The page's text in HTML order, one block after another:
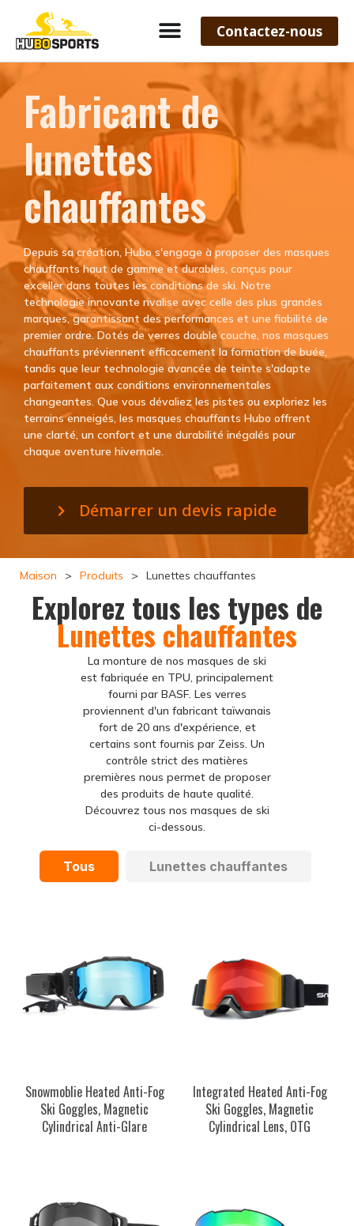
Contactez-nous
Fabricant de
lunettes
chauffantes
Depuis sa création, Hubo s'engage à proposer des masques
chauffants haut de gamme et durables, conçus pour
exceller dans toutes les conditions de ski. Notre
technologie innovante rivalise avec celle des plus grandes
marques, garantissant des performances et une fiabilité de
premier ordre. Dotés de verres double couche, nos masques
chauffants préviennent efficacement la formation de buée,
tandis que leur technologie avancée de teinte s'adapte
parfaitement aux conditions environnementales
changeantes. Que vous dévaliez les pistes ou exploriez les
terrains enneigés, les masques chauffants Hubo offrent
une clarté, un confort et une durabilité inégalés pour
chaque aventure hivernale.
Démarrer un devis rapide
Maison > Produits > Lunettes chauffantes
Explorez tous les types de
Lunettes chauffantes
La monture de nos masques de ski
est fabriquée en TPU, principalement
fourni par BASF. Les verres
proviennent d'un fabricant taïwanais
fort de 20 ans d'expérience, et
certains sont fournis par Zeiss. Un
contrôle strict des matières
premières nous permet de proposer
des produits de haute qualité.
Découvrez tous nos masques de ski
ci-dessous.
Tous Lunettes chauffantes
Snowmoblie Heated Anti-Fog
Ski Goggles, Magnetic
Cylindrical Anti-Glare
Integrated Heated Anti-Fog
Ski Goggles, Magnetic
Cylindrical Lens, OTG